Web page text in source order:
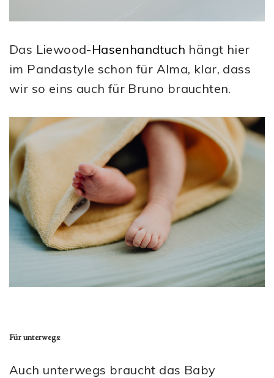
Das Liewood-Hasenhandtuch hängt hier
im Pandastyle schon für Alma, klar, dass
wir so eins auch für Bruno brauchten.
Für unterwegs:
Auch unterwegs braucht das Baby